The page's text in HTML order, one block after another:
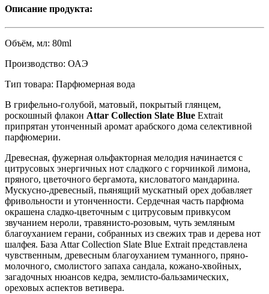
Описание продукта:
Объём, мл: 80ml
Производство: ОАЭ
Тип товара: Парфюмерная вода
В грифельно-голубой, матовый, покрытый глянцем,
роскошный флакон Attar Collection Slate Blue Extrait
припрятан утонченный аромат арабского дома селективной
парфюмерии.
Древесная, фужерная ольфакторная мелодия начинается с
цитрусовых энергичных нот сладкого с горчинкой лимона,
пряного, цветочного бергамота, кисловатого мандарина.
Мускусно-древесный, пьянящий мускатный орех добавляет
фривольности и утонченности. Сердечная часть парфюма
окрашена сладко-цветочным с цитрусовым привкусом
звучанием нероли, травянисто-розовым, чуть земляным
благоуханием герани, собранных из свежих трав и дерева нот
шалфея. База Attar Collection Slate Blue Extrait представлена
чувственным, древесным благоуханием туманного, пряно-
молочного, смолистого запаха сандала, кожано-хвойных,
загадочных нюансов кедра, землисто-бальзамических,
ореховых аспектов ветивера.